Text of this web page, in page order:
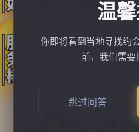
温
你即将看到当地寻找约
前，我们需要
跳过问答